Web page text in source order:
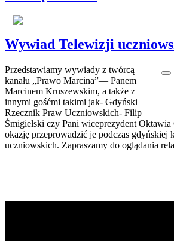
Wywiad Telewizji
Przedstawiamy wywiady z twórcą
kanału „Prawo Marcina”— Panem
Marcinem Kruszewskim, a także z
innymi gośćmi takimi jak- Gdyński
Rzecznik Praw Uczniowskich- Filip
Śmigielski czy Pani wiceprezydent
okazję przeprowadzić je podczas gdyńskiej
uczniowskich. Zapraszamy do oglądania